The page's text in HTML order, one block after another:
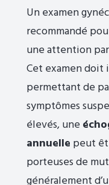
Un examen
recommandé
une attention
Cet examen doit
permettant de
symptômes
élevés, une
annuelle peut
porteuses de
généralement